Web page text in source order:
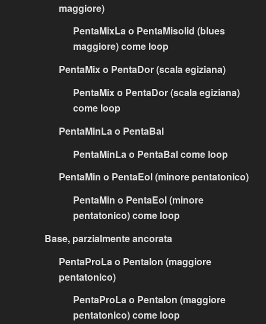
maggiore)
PentaMixLa o PentaMisolid (blues
maggiore) come loop
PentaMix o PentaDor (scala egiziana)
PentaMix o PentaDor (scala egiziana)
come loop
PentaMinLa o PentaBal
PentaMinLa o PentaBal come loop
PentaMin o PentaEol (minore pentatonico)
PentaMin o PentaEol (minore
pentatonico) come loop
Base, parzialmente ancorata
PentaProLa o PentaIon (maggiore
pentatonico)
PentaProLa o PentaIon (maggiore
pentatonico) come loop